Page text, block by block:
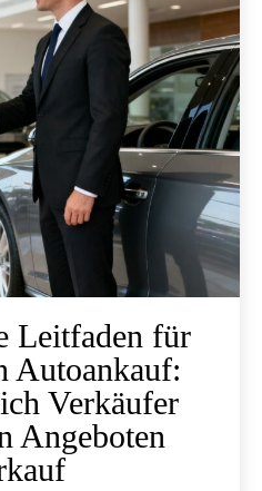
Leitfaden für
Autoankauf:
Verkäufer
Angeboten